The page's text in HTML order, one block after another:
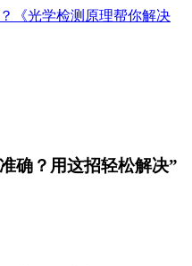
确？用这招轻松解决”